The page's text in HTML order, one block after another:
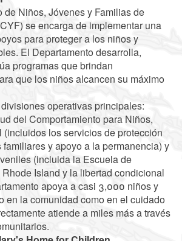
de Niños, Jóvenes y Familias de
se encarga de implementar una
para proteger a los niños y
El Departamento desarrolla,
programas que brindan
que los niños alcancen su máximo
operativas principales:
del Comportamiento para Niños,
(incluidos los servicios de protección
y apoyo a la permanencia) y
(incluida la Escuela de
Island y la libertad condicional
apoya a casi 3,000 niños y
en la comunidad como en el cuidado
atiende a miles más a través